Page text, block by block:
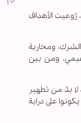
رُوعيت الأهداف
ومحاربة
ومن بين
لا بدّ من تطهير
على دراية